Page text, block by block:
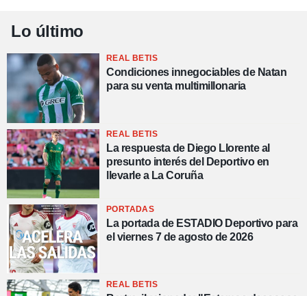
Lo último
REAL BETIS
Condiciones innegociables de Natan
para su venta multimillonaria
REAL BETIS
La respuesta de Diego Llorente al
presunto interés del Deportivo en
llevarle a La Coruña
PORTADAS
La portada de ESTADIO Deportivo para
el viernes 7 de agosto de 2026
REAL BETIS